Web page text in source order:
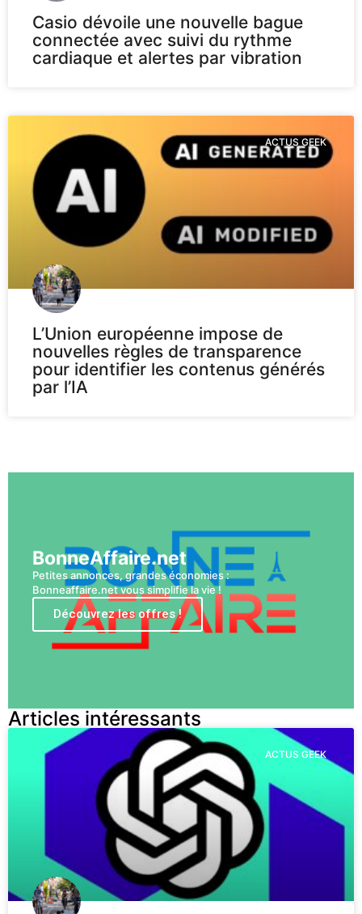
Casio dévoile une nouvelle bague
connectée avec suivi du rythme
cardiaque et alertes par vibration
ACTUS GEEK
L’Union européenne impose de
nouvelles règles de transparence
pour identifier les contenus générés
par l’IA
BonneAffaire.net
Petites annonces, grandes économies :
Bonneaffaire.net vous simplifie la vie !
Découvrez les offres !
Articles intéressants
ACTUS GEEK